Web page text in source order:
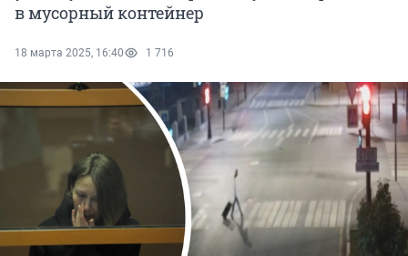
в мусорный контейнер
18 марта 2025, 16:40 1 716